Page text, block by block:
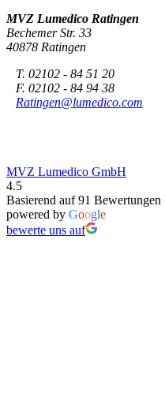
MVZ Lumedico Ratingen
Bechemer Str. 33
40878 Ratingen
T. 02102 - 84 51 20
F. 02102 - 84 94 38
Ratingen@lumedico.com
MVZ Lumedico GmbH
4.5
Basierend auf 91 Bewertungen
powered by Google
bewerte uns auf